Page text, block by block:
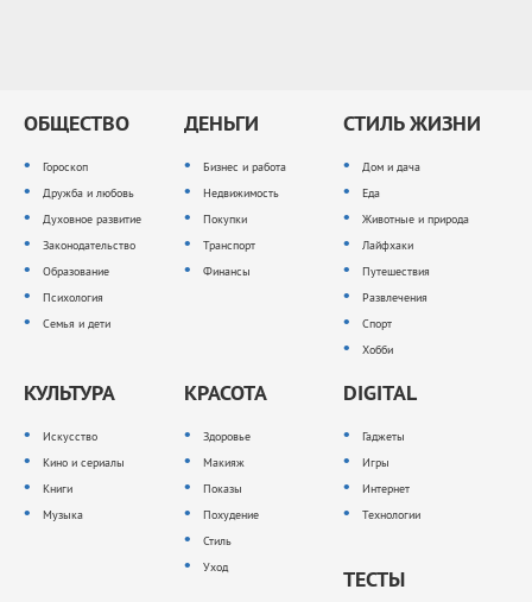
ОБЩЕСТВО
Гороскоп
Дружба и любовь
Духовное развитие
Законодательство
Образование
Психология
Семья и дети
ДЕНЬГИ
Бизнес и работа
Недвижимость
Покупки
Транспорт
Финансы
СТИЛЬ ЖИЗНИ
Дом и дача
Еда
Животные и природа
Лайфхаки
Путешествия
Развлечения
Спорт
Хобби
КУЛЬТУРА
Искусство
Кино и сериалы
Книги
Музыка
КРАСОТА
Здоровье
Макияж
Показы
Похудение
Стиль
Уход
DIGITAL
Гаджеты
Игры
Интернет
Технологии
ТЕСТЫ